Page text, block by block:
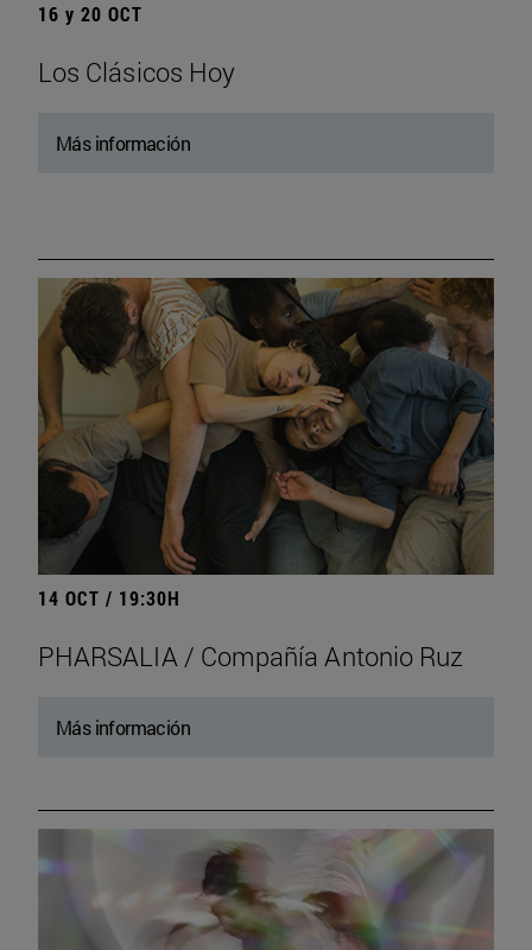
16 y 20 OCT
Los Clásicos Hoy
Más información
14 OCT / 19:30H
PHARSALIA / Compañía Antonio Ruz
Más información